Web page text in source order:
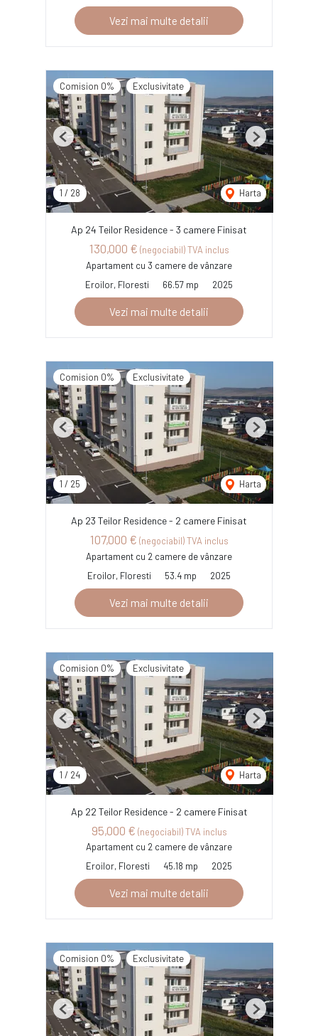
Vezi mai multe detalii
Comision 0% Exclusivitate
1 / 28 Harta
Previous Next
Ap 24 Teilor Residence - 3 camere Finisat
130,000 € (negociabil) TVA inclus
Apartament cu 3 camere de vânzare
Eroilor, Floresti
66.57 mp 2025
Vezi mai multe detalii
Comision 0% Exclusivitate
1 / 25 Harta
Previous Next
Ap 23 Teilor Residence - 2 camere Finisat
107,000 € (negociabil) TVA inclus
Apartament cu 2 camere de vânzare
Eroilor, Floresti
53.4 mp 2025
Vezi mai multe detalii
Comision 0% Exclusivitate
1 / 24 Harta
Previous Next
Ap 22 Teilor Residence - 2 camere Finisat
95,000 € (negociabil) TVA inclus
Apartament cu 2 camere de vânzare
Eroilor, Floresti
45.18 mp 2025
Vezi mai multe detalii
Comision 0% Exclusivitate
Previous Next